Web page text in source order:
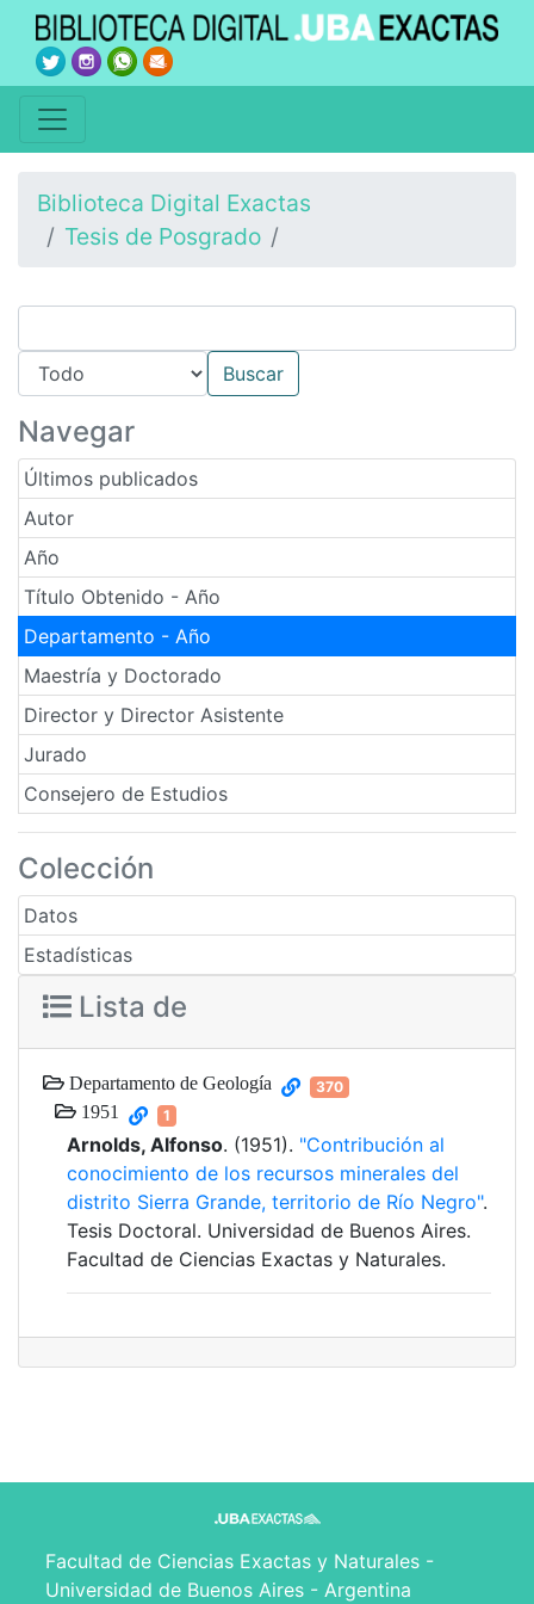
Biblioteca Digital Exactas
Tesis de Posgrado
Navegar
Últimos publicados
Autor
Año
Título Obtenido - Año
Departamento - Año
Maestría y Doctorado
Director y Director Asistente
Jurado
Consejero de Estudios
Colección
Datos
Estadísticas
Lista de
Departamento de Geología 370
1951 1
Arnolds, Alfonso. (1951). "Contribución al
conocimiento de los recursos minerales del
distrito Sierra Grande, territorio de Río Negro".
Tesis Doctoral. Universidad de Buenos Aires.
Facultad de Ciencias Exactas y Naturales.
Facultad de Ciencias Exactas y Naturales -
Universidad de Buenos Aires - Argentina